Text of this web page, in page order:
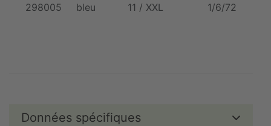
298005 bleu 11 / XXL 1/6/72
Données spécifiques